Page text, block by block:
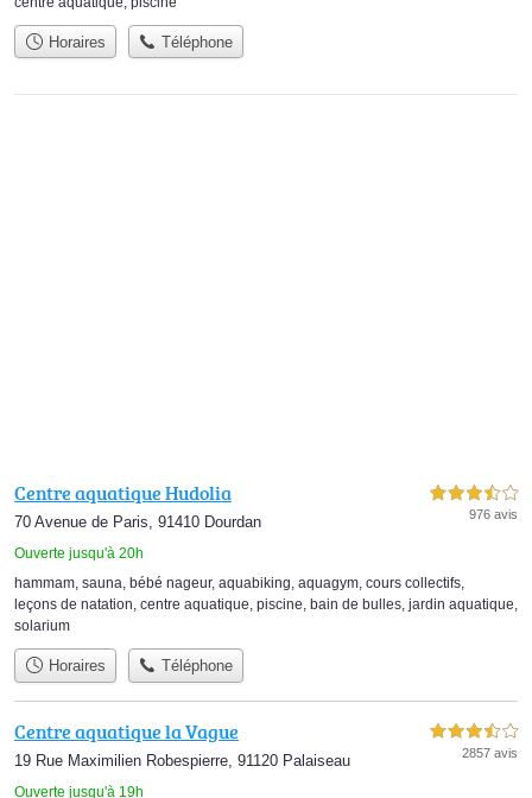
Horaires Téléphone
Centre aquatique Hudolia
70 Avenue de Paris, 91410 Dourdan
Ouverte jusqu'à 20h
3,5 étoiles sur 5
976 avis
hammam, sauna, bébé nageur, aquabiking, aquagym, cours collectifs,
leçons de natation, centre aquatique, piscine, bain de bulles, jardin aquatique,
solarium
Horaires Téléphone
Centre aquatique la Vague
19 Rue Maximilien Robespierre, 91120 Palaiseau
Ouverte jusqu'à 19h
3,5 étoiles sur 5
2857 avis